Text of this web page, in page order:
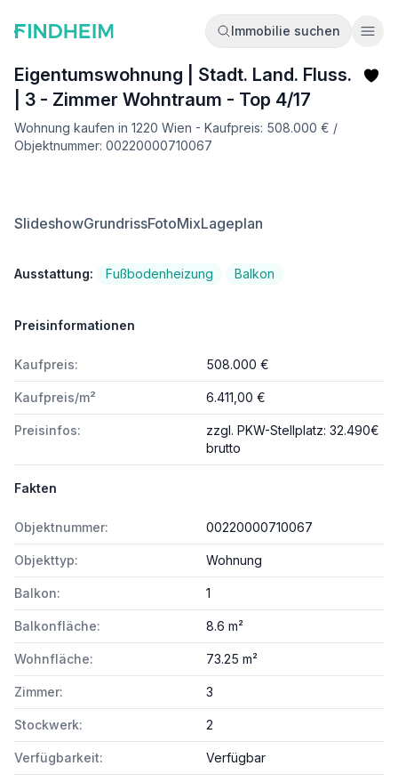
Immobilie suchen
Eigentumswohnung | Stadt. Land. Fluss.
| 3 - Zimmer Wohntraum - Top 4/17
Wohnung kaufen in 1220 Wien - Kaufpreis: 508.000 € /
Objektnummer: 00220000710067
SlideshowGrundrissFotoMixLageplan
Ausstattung: Fußbodenheizung Balkon
Preisinformationen
Kaufpreis: 508.000 €
Kaufpreis/m² 6.411,00 €
Preisinfos:
zzgl. PKW-Stellplatz: 32.490€
brutto
Fakten
Objektnummer: 00220000710067
Objekttyp: Wohnung
Balkon: 1
Balkonfläche: 8.6 m²
Wohnfläche: 73.25 m²
Zimmer: 3
Stockwerk: 2
Verfügbarkeit: Verfügbar